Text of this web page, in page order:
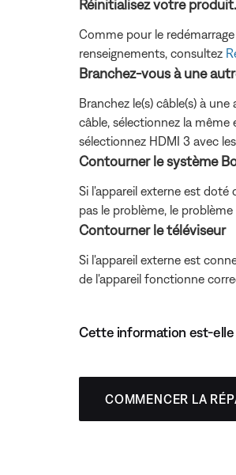
Réinitialisez votre produit.
Comme pour le
renseignements, consultez
Branchez-vous à une
Branchez le(s) câble(s) à
câble, sélectionnez la
sélectionnez HDMI 3 avec
Contourner le système
Si l'appareil externe est
pas le problème, le
Contourner le téléviseur
Si l'appareil externe est
de l'appareil fonctionne
Cette information est-elle
COMMENCER LA